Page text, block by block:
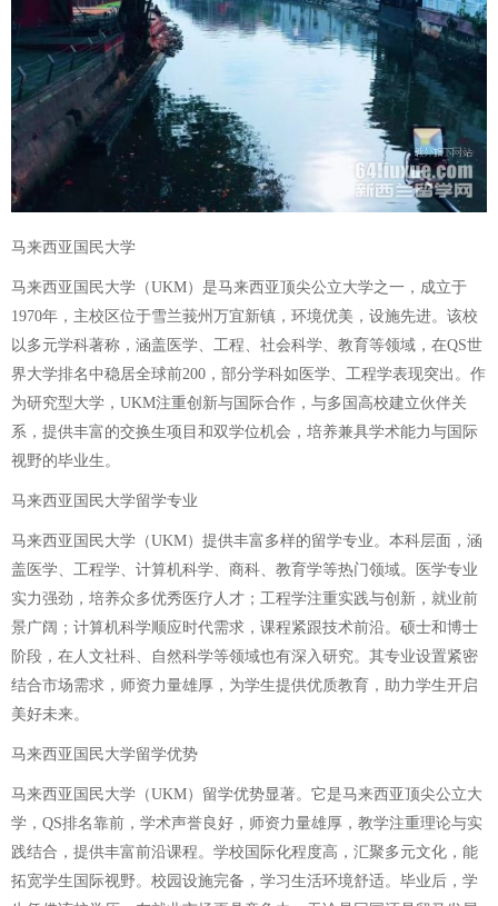
马来西亚国民大学
马来西亚国民大学（UKM）是马来西亚顶尖公立大学之一，成立于
1970年，主校区位于雪兰莪州万宜新镇，环境优美，设施先进。该校
以多元学科著称，涵盖医学、工程、社会科学、教育等领域，在QS世
界大学排名中稳居全球前200，部分学科如医学、工程学表现突出。作
为研究型大学，UKM注重创新与国际合作，与多国高校建立伙伴关
系，提供丰富的交换生项目和双学位机会，培养兼具学术能力与国际
视野的毕业生。
马来西亚国民大学留学专业
马来西亚国民大学（UKM）提供丰富多样的留学专业。本科层面，涵
盖医学、工程学、计算机科学、商科、教育学等热门领域。医学专业
实力强劲，培养众多优秀医疗人才；工程学注重实践与创新，就业前
景广阔；计算机科学顺应时代需求，课程紧跟技术前沿。硕士和博士
阶段，在人文社科、自然科学等领域也有深入研究。其专业设置紧密
结合市场需求，师资力量雄厚，为学生提供优质教育，助力学生开启
美好未来。
马来西亚国民大学留学优势
马来西亚国民大学（UKM）留学优势显著。它是马来西亚顶尖公立大
学，QS排名靠前，学术声誉良好，师资力量雄厚，教学注重理论与实
践结合，提供丰富前沿课程。学校国际化程度高，汇聚多元文化，能
拓宽学生国际视野。校园设施完备，学习生活环境舒适。毕业后，学